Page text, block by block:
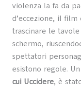
violenza la fa da
d’eccezione, il film
trascinare le
schermo,
spettatori
esistono regole.
cui Uccidere, è